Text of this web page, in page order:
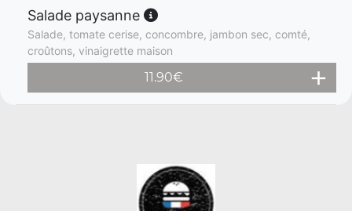
Salade paysanne
Salade, tomate cerise, concombre, jambon sec, comté,
croûtons, vinaigrette maison
11.90€